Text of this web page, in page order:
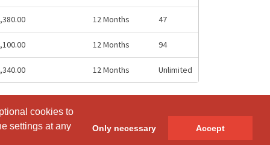
cookies to
settings at any
Only necessary Accept
cookies to
settings at any
Only necessary Accept
12 Months 47
12 Months 94
12 Months Unlimited